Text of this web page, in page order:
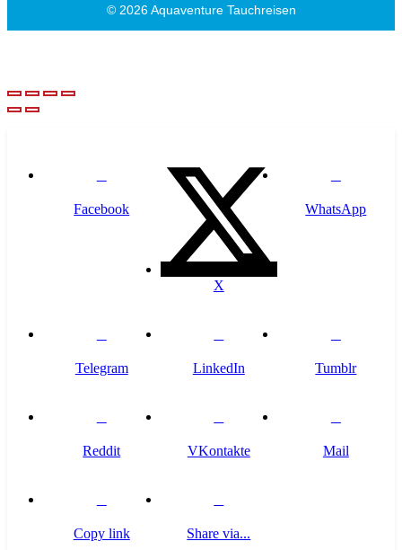
© 2026 Aquaventure Tauchreisen
Facebook
X
WhatsApp
Telegram LinkedIn Tumblr
Reddit VKontakte Mail
Copy link Share via...